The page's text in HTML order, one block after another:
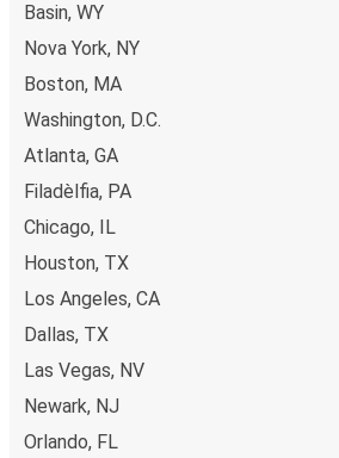
Basin, WY
Nova York, NY
Boston, MA
Washington, D.C.
Atlanta, GA
Filadèlfia, PA
Chicago, IL
Houston, TX
Los Angeles, CA
Dallas, TX
Las Vegas, NV
Newark, NJ
Orlando, FL